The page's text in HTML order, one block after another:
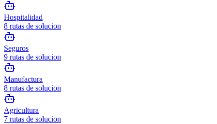
Hospitalidad
8 rutas de solucion
Seguros
9 rutas de solucion
Manufactura
8 rutas de solucion
Agricultura
7 rutas de solucion